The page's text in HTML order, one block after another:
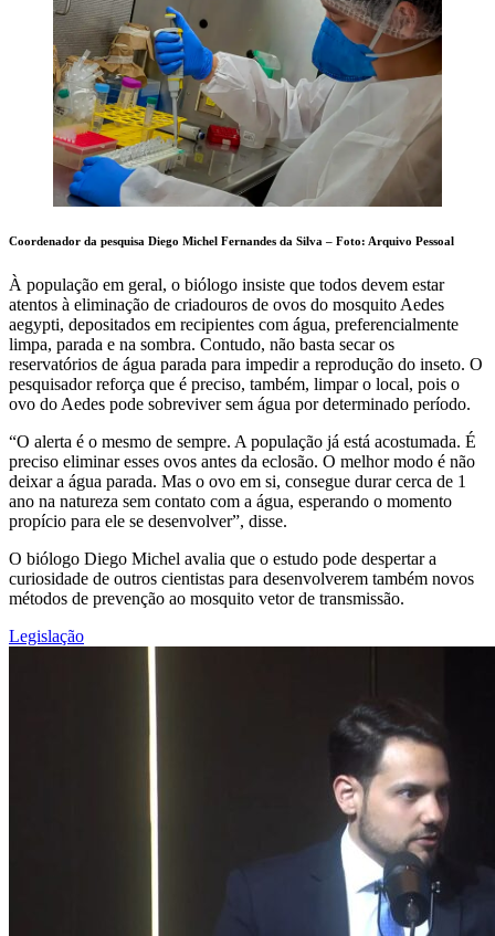
Coordenador da pesquisa Diego Michel Fernandes da Silva – Foto: Arquivo Pessoal
À população em geral, o biólogo insiste que todos devem estar
atentos à eliminação de criadouros de ovos do mosquito Aedes
aegypti, depositados em recipientes com água, preferencialmente
limpa, parada e na sombra. Contudo, não basta secar os
reservatórios de água parada para impedir a reprodução do inseto. O
pesquisador reforça que é preciso, também, limpar o local, pois o
ovo do Aedes pode sobreviver sem água por determinado período.
“O alerta é o mesmo de sempre. A população já está acostumada. É
preciso eliminar esses ovos antes da eclosão. O melhor modo é não
deixar a água parada. Mas o ovo em si, consegue durar cerca de 1
ano na natureza sem contato com a água, esperando o momento
propício para ele se desenvolver”, disse.
O biólogo Diego Michel avalia que o estudo pode despertar a
curiosidade de outros cientistas para desenvolverem também novos
métodos de prevenção ao mosquito vetor de transmissão.
Legislação